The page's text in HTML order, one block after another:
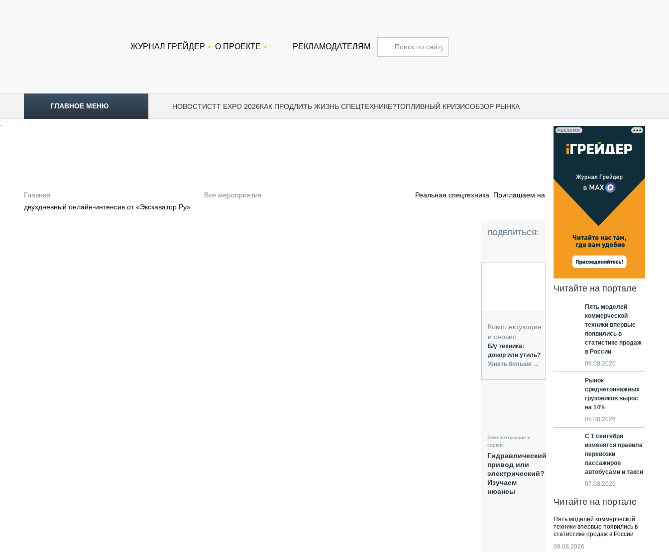
ЖУРНАЛ ГРЕЙДЕР О ПРОЕКТЕ РЕКЛАМОДАТЕЛЯМ
ГЛАВНОЕ МЕНЮ НОВОСТИCTT EXPO 2026КАК ПРОДЛИТЬ ЖИЗНЬ СПЕЦТЕХНИКЕ?ТОПЛИВНЫЙ КРИЗИСОБЗОР РЫНКА
ОБЗОР РЫНКА
КОМТРАНС 2021
ПОДЪЁМНАЯ ТЕХНИКА
ПАССАЖИРСКИЙ ТРАНСПОРТ
Главная Все мероприятия
Реальная спецтехника. Приглашаем на
двухдневный онлайн-интенсив от «Экскаватор Ру»
ПОДЕЛИТЬСЯ:
Комплектующие
и сервис
Б/у техника:
донор или утиль?
Узнать больше →
Комплектующие и
сервис
Гидравлический
привод или
электрический?
Изучаем
нюансы
РЕКЛАМА
Читайте на портале
Пять моделей
коммерческой
техники впервые
появились в
статистике продаж
в России
09.08.2026
Рынок
среднетоннажных
грузовиков вырос
на 14%
08.08.2026
С 1 сентября
изменятся правила
перевозки
пассажиров
автобусами и такси
07.08.2026
Читайте на портале
Пять моделей коммерческой
техники впервые появились в
статистике продаж в России
09.08.2026